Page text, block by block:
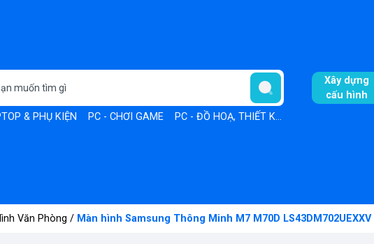
& PHỤ KIỆN PC - CHƠI GAME PC - ĐỒ HOẠ, THIẾT KẾ
Xây dựng
cấu hình
Văn Phòng / Màn hình Samsung Thông Minh M7 M70D